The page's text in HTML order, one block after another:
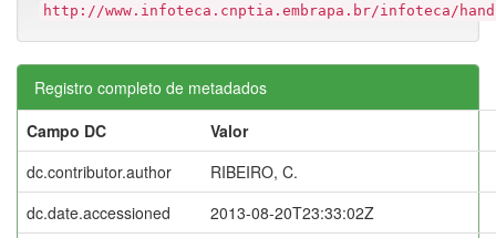
http://www.infoteca.cnptia.embrapa.br/infoteca/
Registro completo de metadados
Campo DC
Valor
dc.contributor.author
RIBEIRO, C.
dc.date.accessioned
2013-08-20T23:33:02Z